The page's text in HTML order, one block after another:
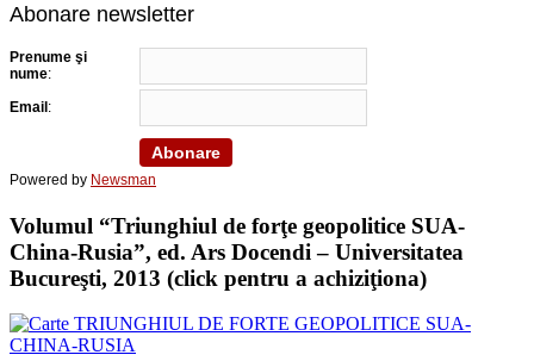
Abonare newsletter
Prenume şi
nume:
Email:
Powered by Newsman
Volumul “Triunghiul de forţe geopolitice SUA-
China-Rusia”, ed. Ars Docendi – Universitatea
Bucureşti, 2013 (click pentru a achiziţiona)